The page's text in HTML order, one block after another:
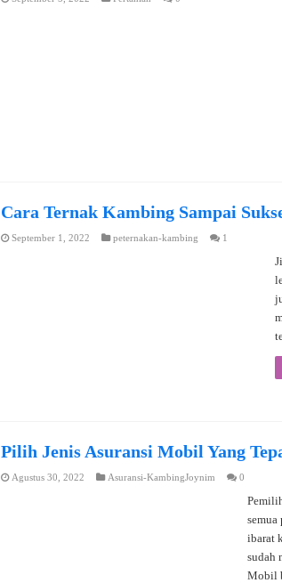
Cara Ternak Kambing Sampai
September 1, 2022 peternakan-kambing 1
Pilih Jenis Asuransi Mobil Yang
Agustus 30, 2022 Asuransi-KambingJoynim 0
ibarat
sudah
Mobil